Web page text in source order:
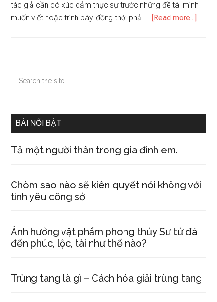
tác giả cần có xúc cảm thực sự trước những đề tài mình
muốn viết hoặc trình bày, đồng thời phải … [Read more...]
tố
cảm
trích
Primary
Sidebar
the
BÀI NỔI BẬT
Tả một người thân trong gia đình em.
Chòm sao nào sẽ kiên quyết nói không với
tình yêu công sở
Ảnh hưởng vật phẩm phong thủy Sư tử đá
đến phúc, lộc, tài như thế nào?
Trùng tang là gì – Cách hóa giải trùng tang